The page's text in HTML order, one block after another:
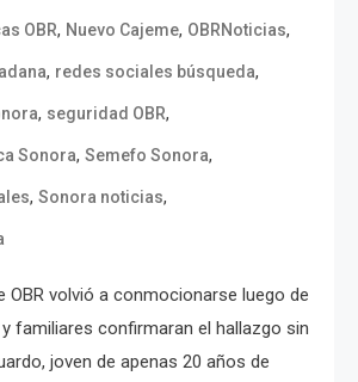
OBR, Nuevo Cajeme, OBRNoticias,
, redes sociales búsqueda,
, seguridad OBR,
Sonora, Semefo Sonora,
, Sonora noticias,
OBR volvió a conmocionarse luego de
familiares confirmaran el hallazgo sin
joven de apenas 20 años de